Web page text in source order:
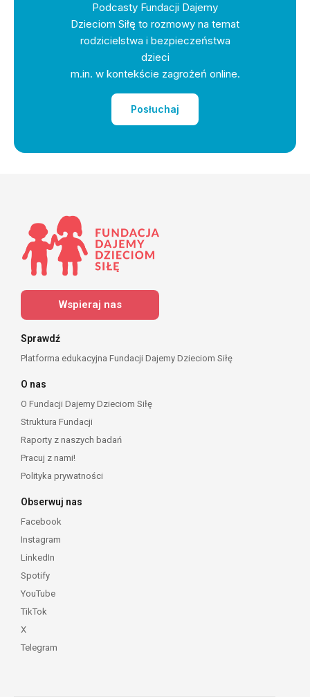
Podcasty Fundacji Dajemy
Dzieciom Siłę to rozmowy na temat
rodzicielstwa i bezpieczeństwa
dzieci
m.in. w kontekście zagrożeń online.
Posłuchaj
Wspieraj nas
Sprawdź
Platforma edukacyjna Fundacji Dajemy Dzieciom Siłę
O nas
O Fundacji Dajemy Dzieciom Siłę
Struktura Fundacji
Raporty z naszych badań
Pracuj z nami!
Polityka prywatności
Obserwuj nas
Facebook
Instagram
LinkedIn
Spotify
YouTube
TikTok
X
Telegram